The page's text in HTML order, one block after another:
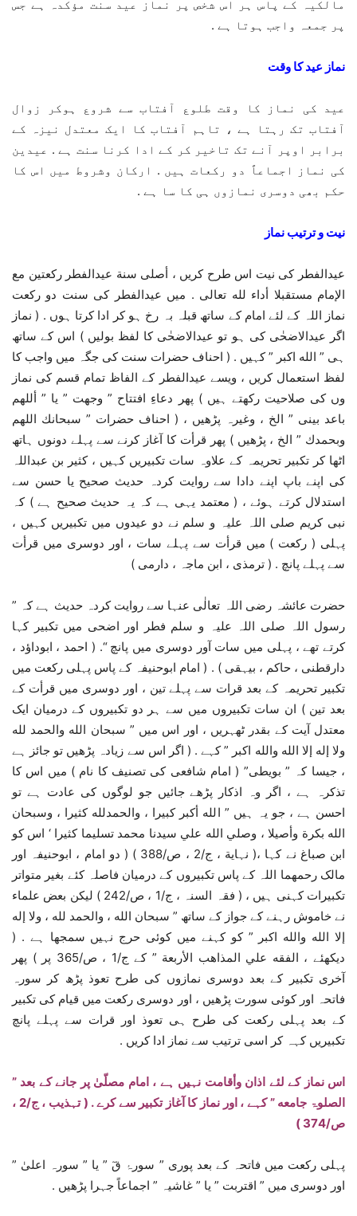
مالکیہ کے پاس ہر اس شخص پر نماز عید سنت مؤکدہ ہے جس
پر جمعہ واجب ہوتا ہے .
نماز عید کا وقت
عید کی نماز کا وقت طلوع آفتاب سے شروع ہوکر زوال
آفتاب تک رہتا ہے ، تاہم آفتاب کا ایک معتدل نیزہ کے
برابر اوپر آنے تک تاخیر کر کے ادا کرنا سنت ہے . عیدین
کی نماز اجماعاً دو رکعات ہیں . ارکان وشروط میں اس کا
حکم بھی دوسری نمازوں ہی کا سا ہے .
نیت و ترتیب نماز
عیدالفطر کی نیت اس طرح کریں ، أصلی سنة عيدالفطر ركعتين مع
الإمام مستقبلا أداء لله تعالى . میں عیدالفطر کی سنت دو رکعت
نماز اللہ کے لئے امام کے ساتھ قبلہ بہ رخ ہو کر ادا کرتا ہوں . ( نماز
اگر عیدالاضحٰی کی ہو تو عیدالاضحٰی کا لفظ بولیں ) اس کے ساتھ
ہی ” الله اکبر ” کہیں . ( احناف حضرات سنت کی جگہ میں واجب کا
لفظ استعمال کریں ، ویسے عیدالفطر کے الفاظ تمام قسم کی نماز
وں کی صلاحیت رکھتے ہیں ) پھر دعاءِ افتتاح ” وجهت ” يا ” أللهم
باعد بينی ” الخ ، وغیرہ پڑھیں ، ( احناف حضرات ” سبحانك اللهم
وبحمدك ” الخ ، پڑھیں ) پھر قرأت کا آغاز کرنے سے پہلے دونوں ہاتھ
اٹھا کر تکبیر تحریمہ کے علاوہ سات تکبیریں کہیں ، کثیر بن عبداللہ
کی اپنے باپ اپنے دادا سے روایت کردہ حدیث صحیح یا حسن سے
استدلال کرتے ہوئے ، ( معتمد یہی ہے کہ یہ حدیث صحیح ہے ) کہ
نبی کریم صلی اللہ علیہ و سلم نے دو عیدوں میں تکبیریں کہیں ،
پہلی ( رکعت ) میں قرأت سے پہلے سات ، اور دوسری میں قرأت
سے پہلے پانچ . ( ترمذی ، ابن ماجہ ، دارمی )
حضرت عائشہ رضی اللہ تعالٰی عنہا سے روایت کردہ حدیث ہے کہ ”
رسول اللہ صلی اللہ علیہ و سلم فطر اور اضحی میں تکبیر کہا
کرتے تھے ، پہلی میں سات آور دوسری میں پانچ “. ( احمد ، ابوداؤد ،
دارقطنی ، حاکم ، بیہقی ) . ( امام ابوحنیفہ کے پاس پہلی رکعت میں
تکبیر تحریمہ کے بعد قرات سے پہلے تین ، اور دوسری میں قرأت کے
بعد تین ) ان سات تکبیروں میں سے ہر دو تکبیروں کے درمیان ایک
معتدل آیت کے بقدر ٹھہریں ، اور اس میں ” سبحان الله والحمد لله
ولا إله إلا الله والله اكبر ” کہے . ( اگر اس سے زیادہ پڑھیں تو جائز ہے
، جیسا کہ ” بویطی” ( امام شافعی کی تصنیف کا نام ) میں اس کا
تذکرہ ہے ، اگر وہ اذکار پڑھے جائیں جو لوگوں کی عادت ہے تو
احسن ہے ، جو یہ ہیں ” الله أكبر كبيرا ، والحمدلله كثيرا ، وسبحان
الله بكرة وأصيلا ، وصلي الله علي سيدنا محمد تسليما كثيرا ‘ اس کو
ابن صباغ نے کہا ،( نہایة ، ج/2 ، ص/388 ) ( دو امام ، ابوحنیفہ اور
مالک رحمھما اللہ کے پاس تکبیروں کے درمیان فاصلہ کئے بغیر متواتر
تکبیرات کہنی ہیں ، ( فقہ السنہ ، ج/1 ، ص/242 ) لیکن بعض علماء
نے خاموش رہنے کے جواز کے ساتھ ” سبحان الله ، والحمد لله ، ولا إله
إلا الله والله اكبر ” کو کہنے میں کوئی حرج نہیں سمجھا ہے . (
دیکھئے ، الفقه علي المذاهب الأربعة ” کے ج/1 ، ص/365 پر ) پھر
آخری تکبیر کے بعد دوسری نمازوں کی طرح تعوذ پڑھ کر سورہ
فاتحہ اور کوئی سورت پڑھیں ، اور دوسری رکعت میں قیام کی تکبیر
کے بعد پہلی رکعت کی طرح ہی تعوذ اور قرات سے پہلے پانچ
تکبیریں کہہ کر اسی ترتیب سے نماز ادا کریں .
اس نماز کے لئے اذان وأقامت نہیں ہے ، امام مصلّیٰ پر جانے کے بعد ”
الصلوۃ جامعه ” کہے ، اور نماز کا آغاز تکبیر سے کرے . ( تہذیب ، ج/2 ،
ص/374 )
پہلی رکعت میں فاتحہ کے بعد پوری ” سورۂ قٓ ” یا ” سورہ اعلیٰ ”
اور دوسری میں ” اقتربت ” یا ” غاشیہ ” اجماعاً جہرا پڑھیں .